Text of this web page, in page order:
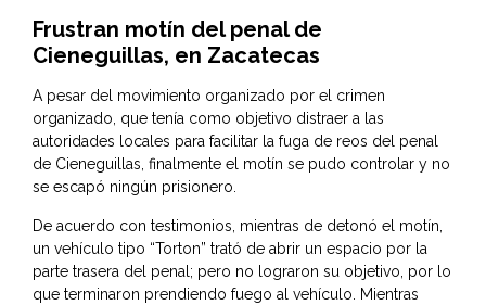
Frustran motín del penal de
Cieneguillas, en Zacatecas
A pesar del movimiento organizado por el crimen
organizado, que tenía como objetivo distraer a las
autoridades locales para facilitar la fuga de reos del penal
de Cieneguillas, finalmente el motín se pudo controlar y no
se escapó ningún prisionero.
De acuerdo con testimonios, mientras de detonó el motín,
un vehículo tipo “Torton” trató de abrir un espacio por la
parte trasera del penal; pero no lograron su objetivo, por lo
que terminaron prendiendo fuego al vehículo. Mientras